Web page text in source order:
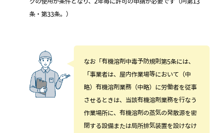
クの使用が条件となり、2年毎に許可の申請が必要です（同第13
条・第33条。）
なお「有機溶剤中毒予防規則第5条には、
「事業者は、屋内作業場等において（中
略）有機溶剤業務（中略）に労働者を従事
させるときは、当該有機溶剤業務を行なう
作業場所に、有機溶剤の蒸気の発散源を密
閉する設備または局所排気装置を設けなけ